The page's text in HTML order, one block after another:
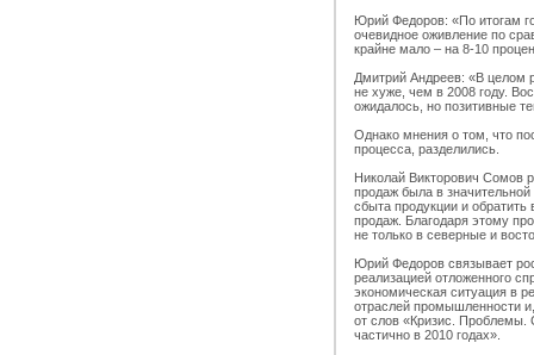
Юрий Федоров: «По итогам
очевидное оживление по
крайне мало – на 8-10
Дмитрий Андреев: «В целом
не хуже, чем в 2008 году.
ожидалось, но позитивные
Однако мнения о том, что
процесса, разделились.
Николай Викторович Сомов
продаж была в
сбыта продукции и
продаж. Благодаря этому
не только в северные и
Юрий Федоров связывает
реализацией отложенного
экономическая ситуация в
отраслей промышленности
от слов «Кризис.
частично в 2010 годах».